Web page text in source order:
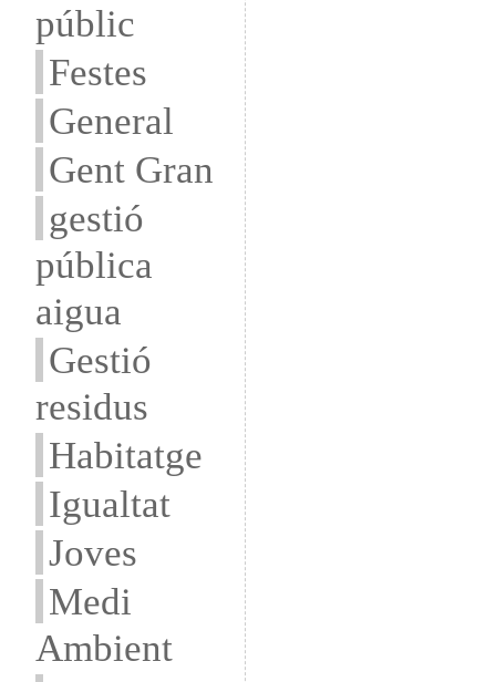
públic
Festes
General
Gent Gran
gestió
pública
aigua
Gestió
residus
Habitatge
Igualtat
Joves
Medi
Ambient